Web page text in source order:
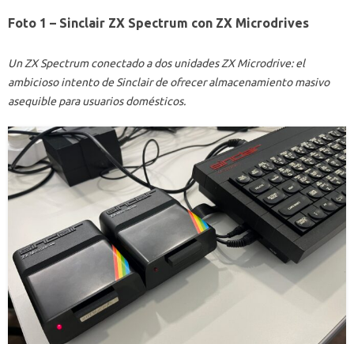
Foto 1 – Sinclair ZX Spectrum con ZX Microdrives
Un ZX Spectrum conectado a dos unidades ZX Microdrive: el
ambicioso intento de Sinclair de ofrecer almacenamiento masivo
asequible para usuarios domésticos.